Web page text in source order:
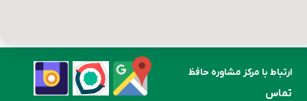
تماس
ارتباط با مرکز مشاوره حافظ